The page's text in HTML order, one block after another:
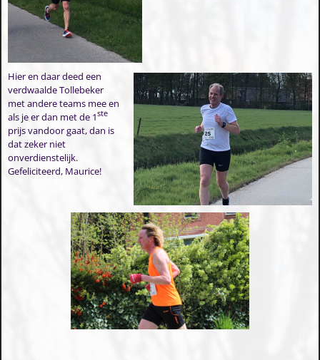
Hier en daar deed een
verdwaalde Tollebeker
met andere teams mee en
als je er dan met de 1ste
prijs vandoor gaat, dan is
dat zeker niet
onverdienstelijk.
Gefeliciteerd, Maurice!